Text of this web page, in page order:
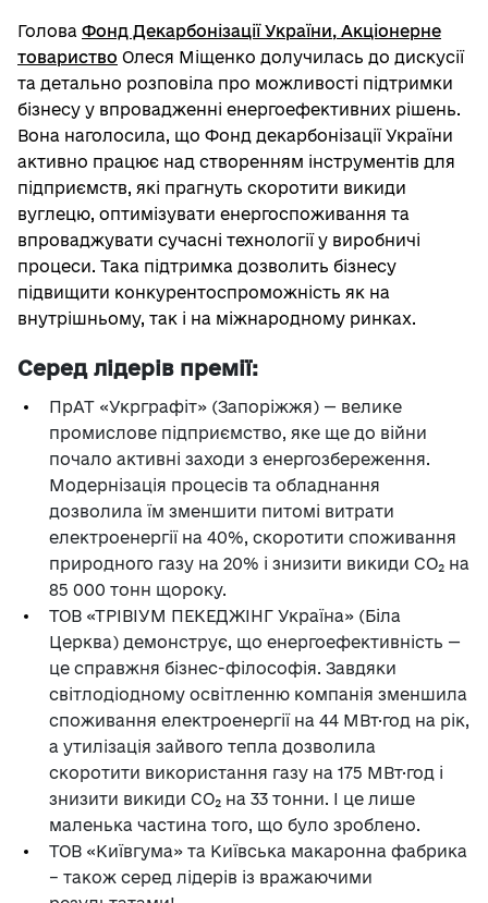
Голова Фонд Декарбонізації України, Акціонерне
товариство Олеся Міщенко долучилась до дискусії
та детально розповіла про можливості підтримки
бізнесу у впровадженні енергоефективних рішень.
Вона наголосила, що Фонд декарбонізації України
активно працює над створенням інструментів для
підприємств, які прагнуть скоротити викиди
вуглецю, оптимізувати енергоспоживання та
впроваджувати сучасні технології у виробничі
процеси. Така підтримка дозволить бізнесу
підвищити конкурентоспроможність як на
внутрішньому, так і на міжнародному ринках.
Серед лідерів премії:
ПрАТ «Укрграфіт» (Запоріжжя) — велике
промислове підприємство, яке ще до війни
почало активні заходи з енергозбереження.
Модернізація процесів та обладнання
дозволила їм зменшити питомі витрати
електроенергії на 40%, скоротити споживання
природного газу на 20% і знизити викиди CO₂ на
85 000 тонн щороку.
ТОВ «ТРІВІУМ ПЕКЕДЖІНГ Україна» (Біла
Церква) демонструє, що енергоефективність —
це справжня бізнес-філософія. Завдяки
світлодіодному освітленню компанія зменшила
споживання електроенергії на 44 МВт·год на рік,
а утилізація зайвого тепла дозволила
скоротити використання газу на 175 МВт·год і
знизити викиди CO₂ на 33 тонни. І це лише
маленька частина того, що було зроблено.
ТОВ «Київгума» та Київська макаронна фабрика
– також серед лідерів із вражаючими